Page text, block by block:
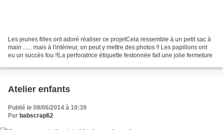
Les jeunes filles ont adoré réaliser ce projetCela ressemble à un petit sac à
main ...... mais à l'intérieur, on peut y mettre des photos !! Les papillons ont
eu un succès fou !!La perforatrice étiquette festonnée fait une jolie fermeture
Atelier enfants
Publié le 08/06/2014 à 10:39
Par babscrap62